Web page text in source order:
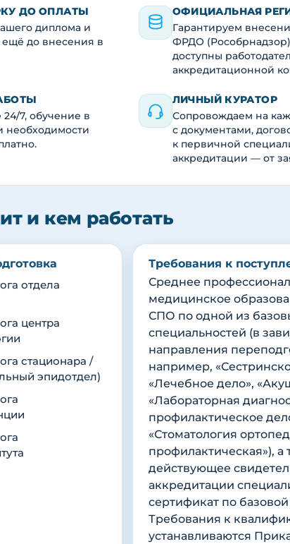
ДО ОПЛАТЫ
диплома и
до внесения в
ОФИЦИАЛЬНАЯ
Гарантируем
ФРДО
доступны
аккредитационной
7, обучение в
необходимости
ЛИЧНЫЙ КУРАТОР
Сопровождаем на
с документами,
к первичной
аккредитации — от
и кем работать
отдела
центра
стационара /
эпидотдел)
Требования к
Среднее
медицинское
СПО по одной из
специальностей (в
направления
например,
«Лечебное дело»,
«Лабораторная
профилактическое
«Стоматология
профилактическая»), а
действующее
аккредитации
сертификат по
Требования к
устанавливаются